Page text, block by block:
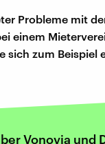
Probleme mit
einem
sich zum
Vonovia und